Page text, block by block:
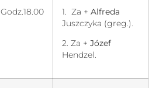
Godz.18.00 1. Za + Alfreda
Juszczyka (greg.).
2. Za + Józef
Hendzel.